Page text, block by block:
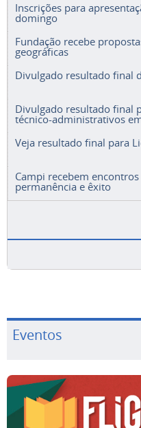
Inscrições para
domingo
Fundação recebe
geográficas
Divulgado resultado final
Divulgado resultado final
técnico-administrativos
Veja resultado final para
Campi recebem
permanência e êxito
Eventos